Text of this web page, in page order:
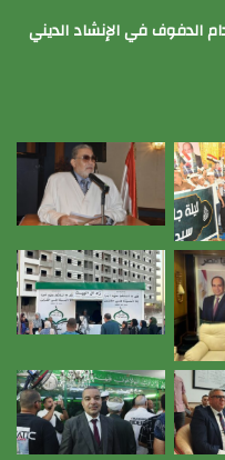
في الإنشاد الديني